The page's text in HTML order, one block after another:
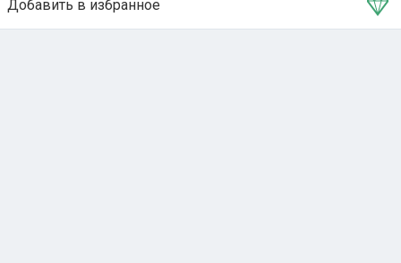
Добавить в избранное
Тема в избранном